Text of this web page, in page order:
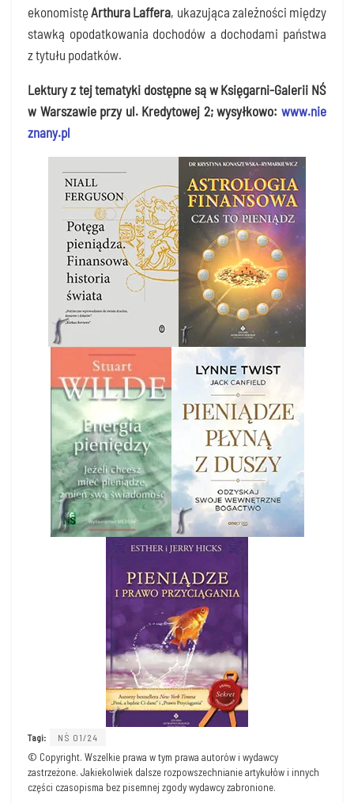
eko­no­mi­stęArthu­ra Laf­fe­ra, uka­zu­ją­ca zależ­no­ści mię­dzy
staw­ką opo­dat­ko­wa­nia docho­dów a docho­da­mi pań­stwa
z tytu­łu podatków.
Lek­tu­ry z tej tema­ty­ki dostęp­ne są w Księ­gar­ni-Gale­rii NŚ
w War­sza­wie przy ul. Kre­dy­to­wej 2; wysył­ko­wo: www​.nie​
zna​ny​.pl
Tagi: NŚ 01/24